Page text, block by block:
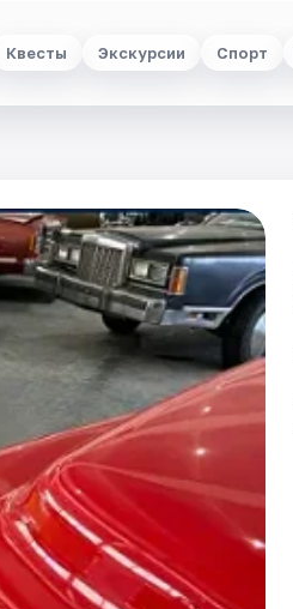
Квесты Экскурсии Спорт